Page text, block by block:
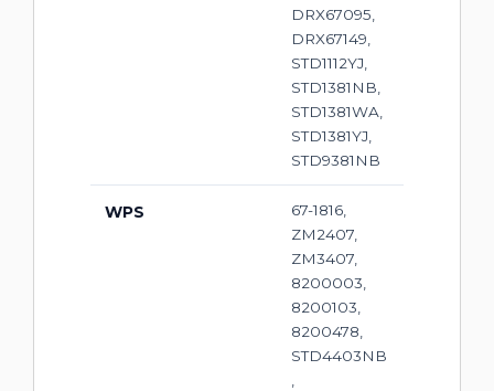
DRX67095,
DRX67149,
STD1112YJ,
STD1381NB,
STD1381WA,
STD1381YJ,
STD9381NB
WPS
67-1816,
ZM2407,
ZM3407,
8200003,
8200103,
8200478,
STD4403NB